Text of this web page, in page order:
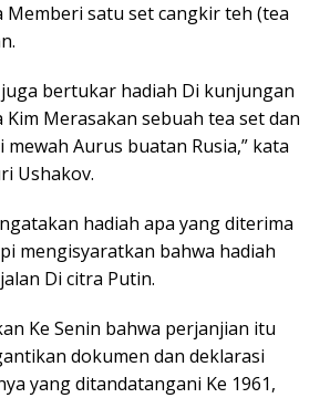
Memberi satu set cangkir teh (tea
bertukar hadiah Di kunjungan
Merasakan sebuah tea set dan
mewah Aurus buatan Rusia,” kata
Ushakov.
hadiah apa yang diterima
mengisyaratkan bahwa hadiah
Di citra Putin.
Ke Senin bahwa perjanjian itu
dokumen dan deklarasi
yang ditandatangani Ke 1961,